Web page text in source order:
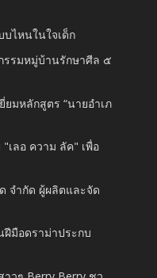
ไหนในใจเด็ก
รมหมู่บ้านรักษาศีล ๕
มหลักสูตร “นายอำเภ
เลอ ความ ลัค" เพื่อ
จำกัด ผู้ผลิตและจัด
มือดราม่าประกบ